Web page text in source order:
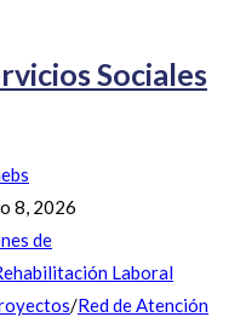
Sociales
8, 2026
de
Laboral
/Red de Atención